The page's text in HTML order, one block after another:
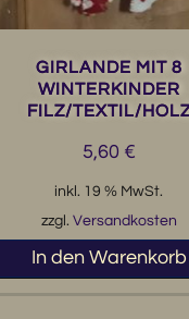
GIRLANDE MIT 8
WINTERKINDER
FILZ/TEXTIL/
5,60 €
inkl. 19 % MwSt.
zzgl. Versandkosten
In den Warenkorb